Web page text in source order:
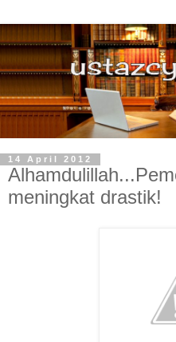
14 April 2012
meningkat drastik!